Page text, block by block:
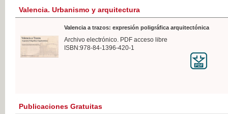
Valencia. Urbanismo y arquitectura
Valencia a trazos: expresión poligráfica arquitectónica
Archivo electrónico. PDF acceso libre
ISBN:978-84-1396-420-1
Publicaciones Gratuitas